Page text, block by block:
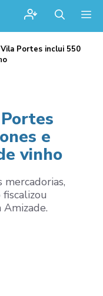
Portes inclui 550
e
vinho
mercadorias,